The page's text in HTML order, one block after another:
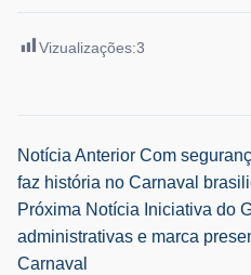
Vizualizações:3
Navegação
de
Post
Notícia Anterior Com
faz história no Carnaval
Próxima Notícia Iniciativa do
administrativas e marca
Carnaval